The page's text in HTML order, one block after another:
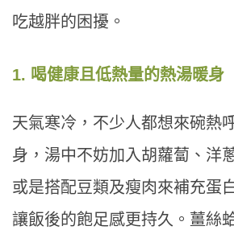
吃越胖的困擾。
1. 喝健康且低熱量的熱湯暖身
天氣寒冷，不少人都想來碗熱
身，湯中不妨加入胡蘿蔔、洋
或是搭配豆類及瘦肉來補充蛋
讓飯後的飽足感更持久。薑絲